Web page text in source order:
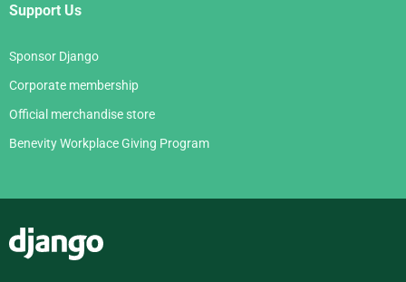
Support Us
Sponsor Django
Corporate membership
Official merchandise store
Benevity Workplace Giving Program